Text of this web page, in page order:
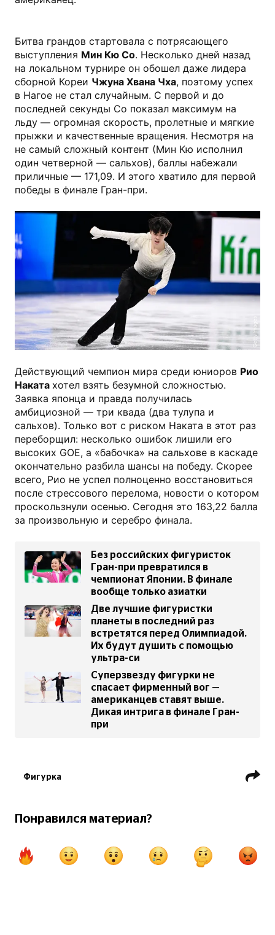
Битва грандов стартовала с потрясающего
выступления Мин Кю Со. Несколько дней назад
на локальном турнире он обошел даже лидера
сборной Кореи Чжуна Хвана Чха, поэтому успех
в Нагое не стал случайным. С первой и до
последней секунды Со показал максимум на
льду — огромная скорость, пролетные и мягкие
прыжки и качественные вращения. Несмотря на
не самый сложный контент (Мин Кю исполнил
один четверной — сальхов), баллы набежали
приличные — 171,09. И этого хватило для первой
победы в финале Гран-при.
Getty Images
Действующий чемпион мира среди юниоров Рио
Наката хотел взять безумной сложностью.
Заявка японца и правда получилась
амбициозной — три квада (два тулупа и
сальхов). Только вот с риском Наката в этот раз
переборщил: несколько ошибок лишили его
высоких GOE, а «бабочка» на сальхове в каскаде
окончательно разбила шансы на победу. Скорее
всего, Рио не успел полноценно восстановиться
после стрессового перелома, новости о котором
проскользнули осенью. Сегодня это 163,22 балла
за произвольную и серебро финала.
Без российских фигуристок
Гран-при превратился в
чемпионат Японии. В финале
вообще только азиатки
Две лучшие фигуристки
планеты в последний раз
встретятся перед Олимпиадой.
Их будут душить с помощью
ультра-си
Суперзвезду фигурки не
спасает фирменный вог —
американцев ставят выше.
Дикая интрига в финале Гран-
при
Фигурка
Рио Наката Денис Круглов
Понравился материал?